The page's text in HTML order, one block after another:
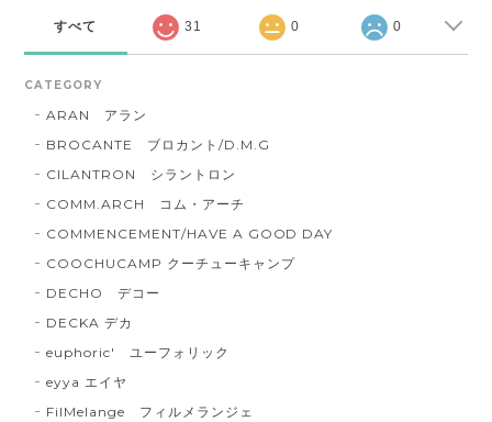
すべて 31 0 0
CATEGORY
ARAN アラン
BROCANTE ブロカント/D.M.G
CILANTRON シラントロン
COMM.ARCH コム・アーチ
COMMENCEMENT/HAVE A GOOD DAY
COOCHUCAMP クーチューキャンプ
DECHO デコー
DECKA デカ
euphoric' ユーフォリック
eyya エイヤ
FilMelange フィルメランジェ